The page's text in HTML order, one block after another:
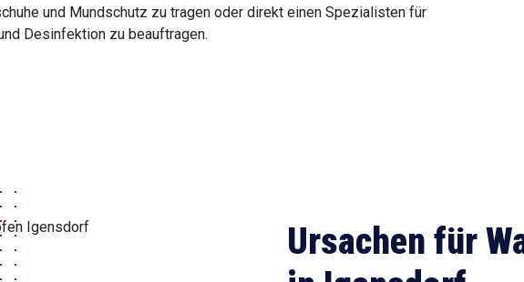
und Mundschutz zu tragen oder direkt einen Spezialisten für
Desinfektion zu beauftragen.
Ursachen für